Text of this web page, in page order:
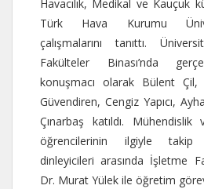
Havacılık, Medikal ve Kauçuk
Türk Hava Kurumu
çalışmalarını tanıttı.
Fakülteler Binası’nda
konuşmacı olarak Bülent Çil,
Güvendiren, Cengiz Yapıcı,
Çınarbaş katıldı.
öğrencilerinin ilgiyle takip
dinleyicileri arasında İşletme
Dr. Murat Yülek ile öğretim